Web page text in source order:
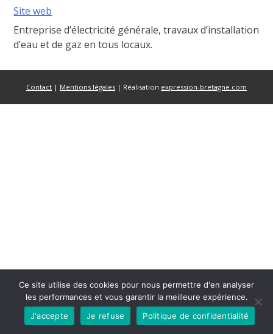
Site web
Entreprise d’électricité générale, travaux d’installation
d’eau et de gaz en tous locaux.
Contact | Mentions légales | Réalisation expression-bretagne.com
Ce site utilise des cookies pour nous permettre d'en analyser
les performances et vous garantir la meilleure expérience.
J'accepte
Je refuse Politique de confidentialité